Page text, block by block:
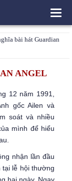
bài hát Guardian
ANGEL
12 năm 1991,
gốc Ailen và
soát và nhiều
mình để hiểu
nhận lần đầu
tại lễ hội thường